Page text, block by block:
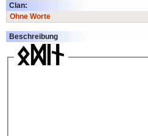
Clan:
Ohne Worte
Beschreibung